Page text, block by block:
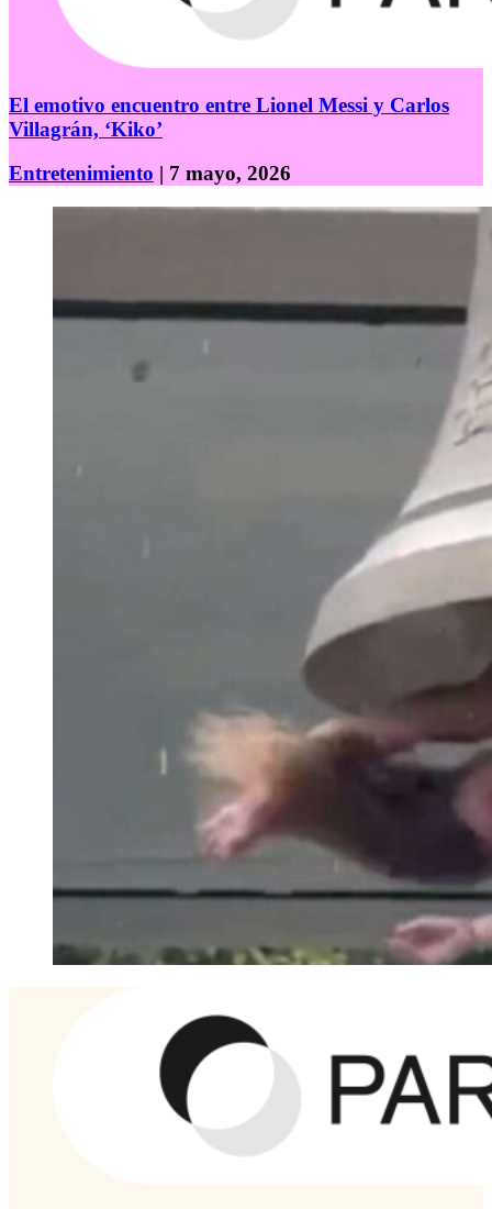
El emotivo encuentro entre Lionel Messi y Carlos
Villagrán, ‘Kiko’
Entretenimiento | 7 mayo, 2026